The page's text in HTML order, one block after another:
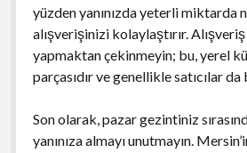
yüzden yanınızda yeterli miktarda
alışverişinizi kolaylaştırır.
yapmaktan çekinmeyin; bu, yerel
parçasıdır ve genellikle satıcılar da
Son olarak, pazar gezintiniz
yanınıza almayı unutmayın.